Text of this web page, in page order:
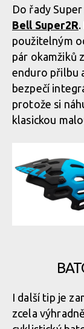
Do řady
Bell Super2R
použitelným
pár okamžiků
enduro přilbu
bezpečí
protože si
klasickou
I další tip je
zcela